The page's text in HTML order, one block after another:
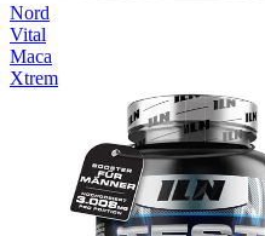
Nord
Vital
Maca
Xtrem